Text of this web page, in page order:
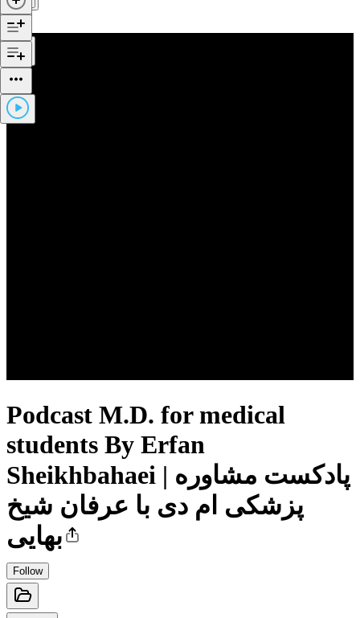
Podcast M.D. for medical
students By Erfan
Sheikhbahaei | پادکست مشاوره
پزشکی ام دی با عرفان شیخ
بهایی
Follow